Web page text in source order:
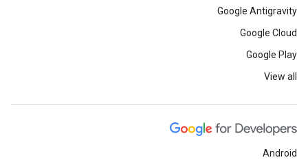
Google Antigravity
Google Cloud
Google Play
View all
Android